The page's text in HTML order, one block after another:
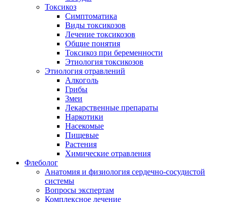
Токсикоз
Cимптоматика
Виды токсикозов
Лечение токсикозов
Общие понятия
Токсикоз при беременности
Этиология токсикозов
Этиология отравлений
Алкоголь
Грибы
Змеи
Лекарственные препараты
Наркотики
Насекомые
Пищевые
Растения
Химические отравления
Флеболог
Анатомия и физиология сердечно-сосудистой
системы
Вопросы экспертам
Комплексное лечение